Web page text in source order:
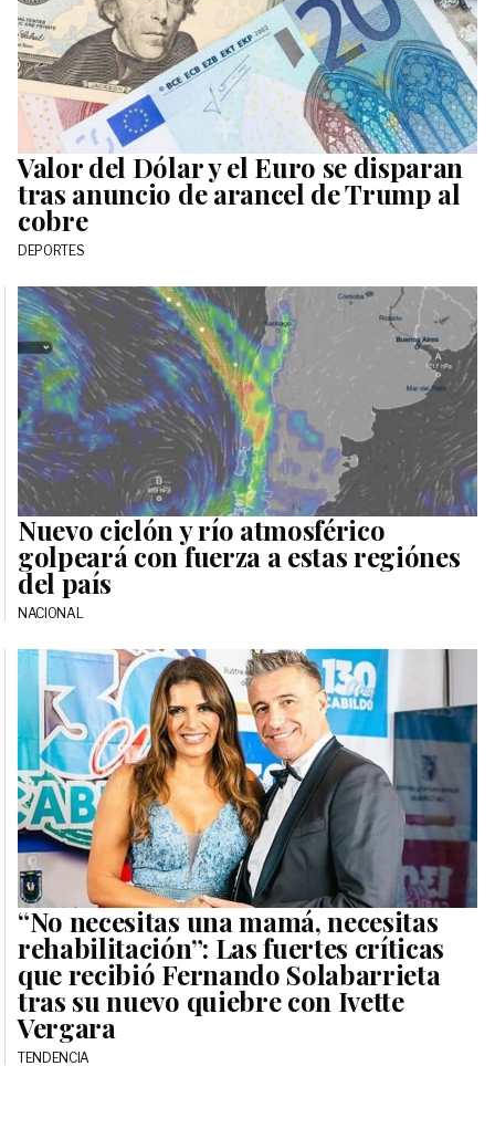
Valor del Dólar y el Euro se disparan
tras anuncio de arancel de Trump al
cobre
DEPORTES
Nuevo ciclón y río atmosférico
golpeará con fuerza a estas regiónes
del país
NACIONAL
“No necesitas una mamá, necesitas
rehabilitación”: Las fuertes críticas
que recibió Fernando Solabarrieta
tras su nuevo quiebre con Ivette
Vergara
TENDENCIA